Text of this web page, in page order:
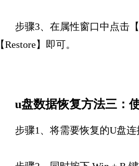
步骤3、在属性窗口中点击
【Restore】即可。
u盘数据恢复方法三：
步骤1、将需要恢复的U盘